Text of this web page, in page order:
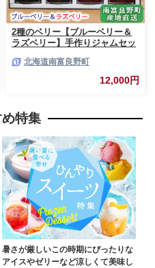
2種のベリー【ブルーベリー＆
ラズベリー】手作りジャムセッ
ャム ベリー ブルーベリー ラズ
ベリー ソース カシス 果実 てん
北海道南富良野町
12,000円
特集
暑さが厳しいこの時期にぴったりな
アイスやゼリーなど涼しくて美味し